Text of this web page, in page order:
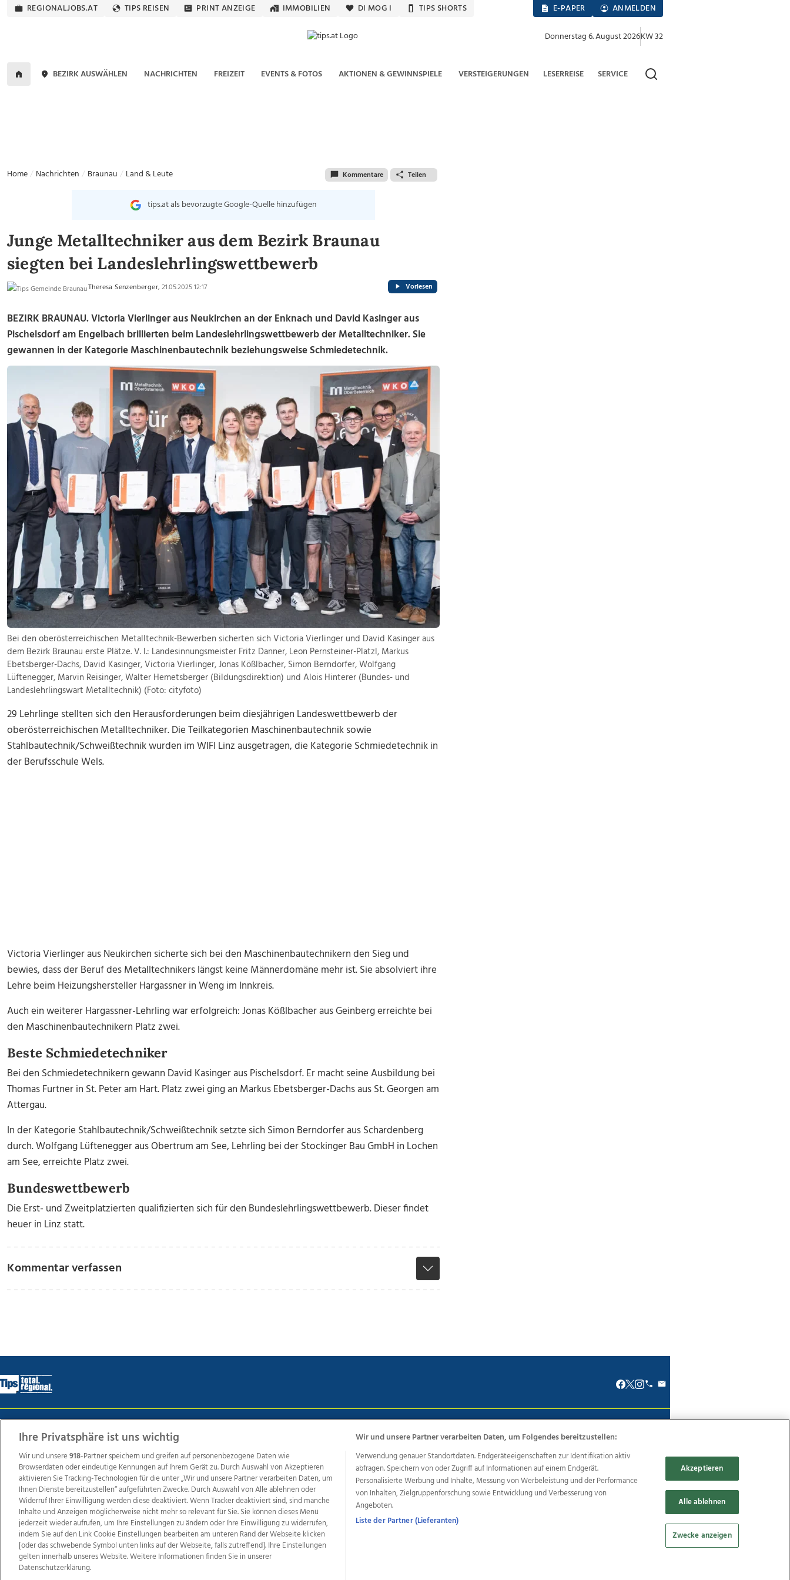
REGIONALJOBS.AT TIPS REISEN PRINT ANZEIGE IMMOBILIEN DI MOG I TIPS SHORTS E-PAPER ANMELDEN
Donnerstag 6. August 2026KW 32
BEZIRK AUSWÄHLEN NACHRICHTEN FREIZEIT EVENTS & FOTOS AKTIONEN & GEWINNSPIELE VERSTEIGERUNGEN LESERREISE SERVICE
Home Nachrichten Braunau Land & Leute Kommentare Teilen
tips.at als bevorzugte Google-Quelle hinzufügen
Junge Metalltechniker aus dem Bezirk Braunau
siegten bei Landeslehrlingswettbewerb
Theresa Senzenberger, 21.05.2025 12:17 Vorlesen
BEZIRK BRAUNAU. Victoria Vierlinger aus Neukirchen an der Enknach und David Kasinger aus
Pischelsdorf am Engelbach brillierten beim Landeslehrlingswettbewerb der Metalltechniker. Sie
gewannen in der Kategorie Maschinenbautechnik beziehungsweise Schmiedetechnik.
Bei den oberösterreichischen Metalltechnik-Bewerben sicherten sich Victoria Vierlinger und David Kasinger aus
dem Bezirk Braunau erste Plätze. V. l.: Landesinnungsmeister Fritz Danner, Leon Pernsteiner-Platzl, Markus
Ebetsberger-Dachs, David Kasinger, Victoria Vierlinger, Jonas Kößlbacher, Simon Berndorfer, Wolfgang
Lüftenegger, Marvin Reisinger, Walter Hemetsberger (Bildungsdirektion) und Alois Hinterer (Bundes- und
Landeslehrlingswart Metalltechnik) (Foto: cityfoto)
29 Lehrlinge stellten sich den Herausforderungen beim diesjährigen Landeswettbewerb der
oberösterreichischen Metalltechniker. Die Teilkategorien Maschinenbautechnik sowie
Stahlbautechnik/Schweißtechnik wurden im WIFI Linz ausgetragen, die Kategorie Schmiedetechnik in
der Berufsschule Wels.
Victoria Vierlinger aus Neukirchen sicherte sich bei den Maschinenbautechnikern den Sieg und
bewies, dass der Beruf des Metalltechnikers längst keine Männerdomäne mehr ist. Sie absolviert ihre
Lehre beim Heizungshersteller Hargassner in Weng im Innkreis.
Auch ein weiterer Hargassner-Lehrling war erfolgreich: Jonas Kößlbacher aus Geinberg erreichte bei
den Maschinenbautechnikern Platz zwei.
Beste Schmiedetechniker
Bei den Schmiedetechnikern gewann David Kasinger aus Pischelsdorf. Er macht seine Ausbildung bei
Thomas Furtner in St. Peter am Hart. Platz zwei ging an Markus Ebetsberger-Dachs aus St. Georgen am
Attergau.
In der Kategorie Stahlbautechnik/Schweißtechnik setzte sich Simon Berndorfer aus Schardenberg
durch. Wolfgang Lüftenegger aus Obertrum am See, Lehrling bei der Stockinger Bau GmbH in Lochen
am See, erreichte Platz zwei.
Bundeswettbewerb
Die Erst- und Zweitplatzierten qualifizierten sich für den Bundeslehrlingswettbewerb. Dieser findet
heuer in Linz statt.
Kommentar verfassen
Wir über uns Mediadaten Kontakt AGB Anzeigekunden AGB Website Ehrenkodex Politische Werbung
Weitere Angebote des Medienhauses Wimmer
TV1 di-mog-i.at OÖNow Ischler Woche Life Radio OÖNachrichten OÖN Immobilien OÖN Karriere OÖN Reise
Promenaden Galerien
Regionaljobs
wasistlos.at wirtrauern.at
Copyrights © 2026 Tips Zeitungs GmbH & Co KG
Ihre Privatsphäre ist uns wichtig
Wir und unsere918-Partner speichern und greifen auf personenbezogene Daten wie
Browserdaten oder eindeutige Kennungen auf Ihrem Gerät zu. Durch Auswahl von Akzeptieren
aktivieren Sie Tracking-Technologien für die unter „Wir und unsere Partner verarbeiten Daten, um
Ihnen Dienste bereitzustellen“ aufgeführten Zwecke. Durch Auswahl von Alle ablehnen oder
Widerruf Ihrer Einwilligung werden diese deaktiviert. Wenn Tracker deaktiviert sind, sind manche
Inhalte und Anzeigen möglicherweise nicht mehr so relevant für Sie. Sie können dieses Menü
jederzeit wieder aufrufen, um Ihre Einstellungen zu ändern oder Ihre Einwilligung zu widerrufen,
indem Sie auf den Link Cookie Einstellungen bearbeiten am unteren Rand der Webseite klicken
[oder das schwebende Symbol unten links auf der Webseite, falls zutreffend]. Ihre Einstellungen
gelten innerhalb unseres Website. Weitere Informationen finden Sie in unserer
Datenschutzerklärung.
Wir und unsere Partner verarbeiten Daten, um Folgendes bereitzustellen:
Verwendung genauer Standortdaten. Endgeräteeigenschaften zur Identifikation aktiv
abfragen. Speichern von oder Zugriff auf Informationen auf einem Endgerät.
Personalisierte Werbung und Inhalte, Messung von Werbeleistung und der Performance
von Inhalten, Zielgruppenforschung sowie Entwicklung und Verbesserung von
Angeboten.
Liste der Partner (Lieferanten)
Akzeptieren
Alle ablehnen
Zwecke anzeigen